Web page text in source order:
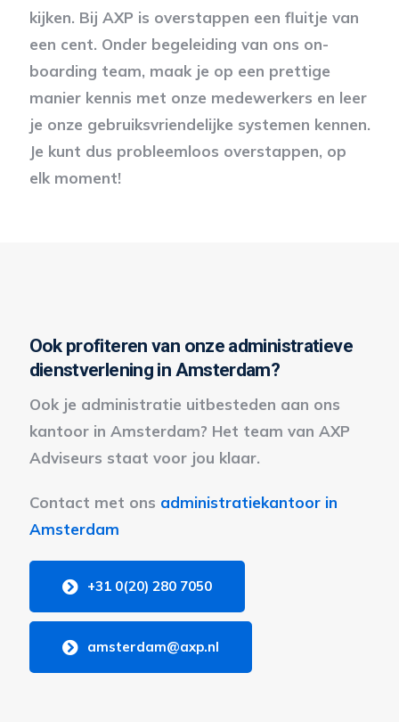
kijken. Bij AXP is overstappen een fluitje van
een cent. Onder begeleiding van ons on-
boarding team, maak je op een prettige
manier kennis met onze medewerkers en leer
je onze gebruiksvriendelijke systemen kennen.
Je kunt dus probleemloos overstappen, op
elk moment!
Ook profiteren van onze administratieve
dienstverlening in Amsterdam?
Ook je administratie uitbesteden aan ons
kantoor in Amsterdam? Het team van AXP
Adviseurs staat voor jou klaar.
Contact met ons administratiekantoor in
Amsterdam
+31 0(20) 280 7050
amsterdam@axp.nl